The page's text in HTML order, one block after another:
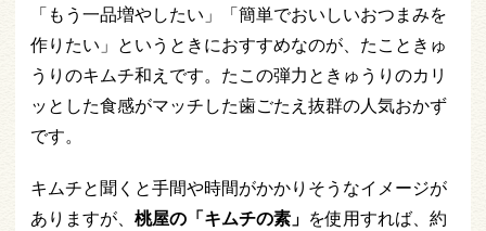
「もう一品増やしたい」「簡単でおいしいおつまみを
作りたい」というときにおすすめなのが、たこときゅ
うりのキムチ和えです。たこの弾力ときゅうりのカリ
ッとした食感がマッチした歯ごたえ抜群の人気おかず
です。
キムチと聞くと手間や時間がかかりそうなイメージが
ありますが、 桃屋の「キムチの素」 を使用すれば、約